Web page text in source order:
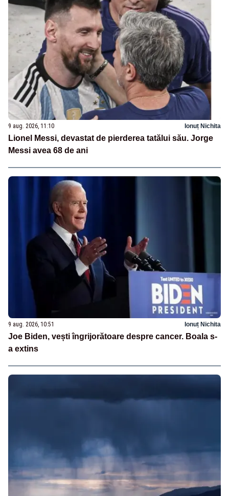
9 aug. 2026, 11:10 Ionuț Nichita
Lionel Messi, devastat de pierderea tatălui său. Jorge
Messi avea 68 de ani
9 aug. 2026, 10:51 Ionuț Nichita
Joe Biden, vești îngrijorătoare despre cancer. Boala s-
a extins